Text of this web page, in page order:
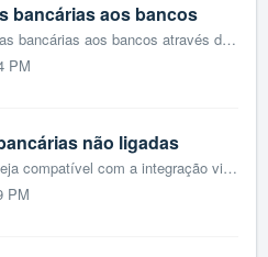
bancárias aos bancos
A ligação das suas contas bancárias aos bancos através do Open Banking permite que as suas informações financeiras sejam automaticamente sincronizadas com o...
PM
não ligadas
Caso o seu banco não seja compatível com a integração via Open Banking ou se preferir não ligar a sua conta bancária diretamente, pode adicionar as suas con...
PM